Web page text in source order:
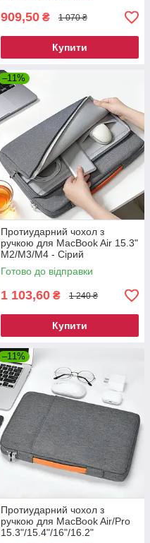
909,50 ₴ 1 070 ₴
Купити
–11%
Протиударний чохол з
ручкою для MacBook Air 15.3"
M2/M3/M4 - Сірий
Готово до відправки
1 103,60 ₴ 1 240 ₴
Купити
–11%
Протиударний чохол з
ручкою для MacBook Air/Pro
15.3"/15.4"/16"/16.2"